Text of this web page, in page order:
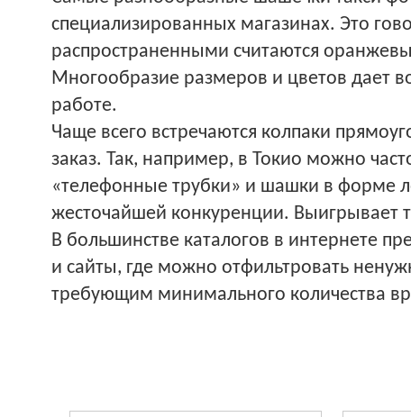
специализированных магазинах. Это
распространенными считаются
Многообразие размеров и цветов дает
работе.
Чаще всего встречаются колпаки
заказ. Так, например, в Токио можно
«телефонные трубки» и шашки в форме
жесточайшей конкуренции. Выигрывает
В большинстве каталогов в интернете
и сайты, где можно отфильтровать
требующим минимального количества